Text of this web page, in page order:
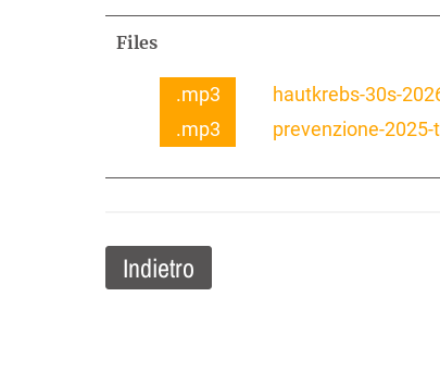
Files
.mp3
hautkrebs-30s-
.mp3
prevenzione-
Indietro